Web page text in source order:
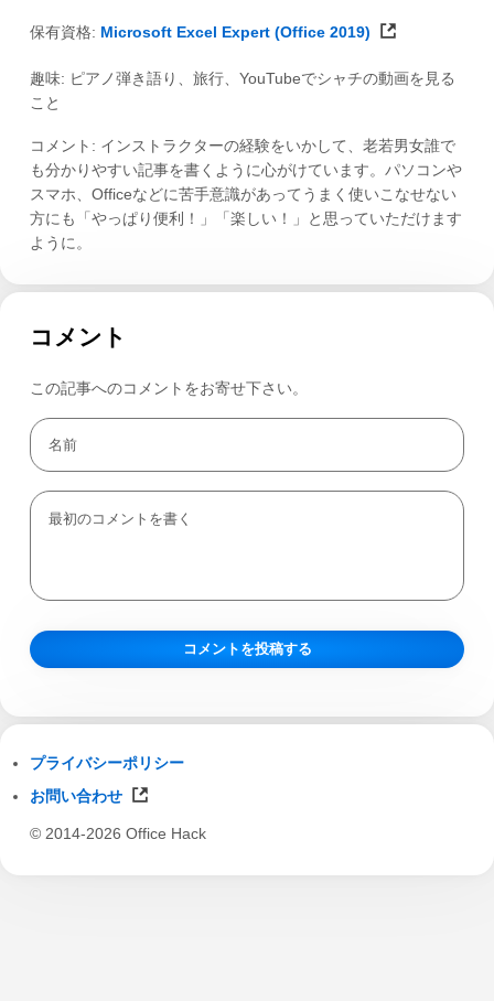
保有資格: Microsoft Excel Expert (Office 2019)
趣味: ピアノ弾き語り、旅行、YouTubeでシャチの動画を見る
こと
コメント: インストラクターの経験をいかして、老若男女誰で
も分かりやすい記事を書くように心がけています。パソコンや
スマホ、Officeなどに苦手意識があってうまく使いこなせない
方にも「やっぱり便利！」「楽しい！」と思っていただけます
ように。
コメント
この記事へのコメントをお寄せ下さい。
プライバシーポリシー
お問い合わせ
© 2014-2026 Office Hack